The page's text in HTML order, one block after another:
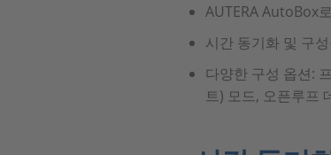
AUTERA AutoBox
시간 동기화 및 구
다양한 구성 옵션:
트) 모드, 오픈루프